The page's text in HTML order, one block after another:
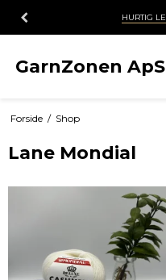
GarnZonen ApS
Forside / Shop
Lane Mondial